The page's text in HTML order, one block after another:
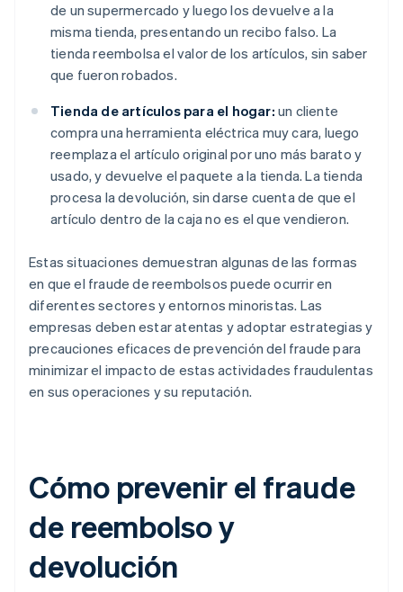
de un supermercado y luego los devuelve a la
misma tienda, presentando un recibo falso. La
tienda reembolsa el valor de los artículos, sin saber
que fueron robados.
Tienda de artículos para el hogar: un cliente
compra una herramienta eléctrica muy cara, luego
reemplaza el artículo original por uno más barato y
usado, y devuelve el paquete a la tienda. La tienda
procesa la devolución, sin darse cuenta de que el
artículo dentro de la caja no es el que vendieron.
Estas situaciones demuestran algunas de las formas
en que el fraude de reembolsos puede ocurrir en
diferentes sectores y entornos minoristas. Las
empresas deben estar atentas y adoptar estrategias y
precauciones eficaces de prevención del fraude para
minimizar el impacto de estas actividades fraudulentas
en sus operaciones y su reputación.
Cómo prevenir el fraude
de reembolso y
devolución